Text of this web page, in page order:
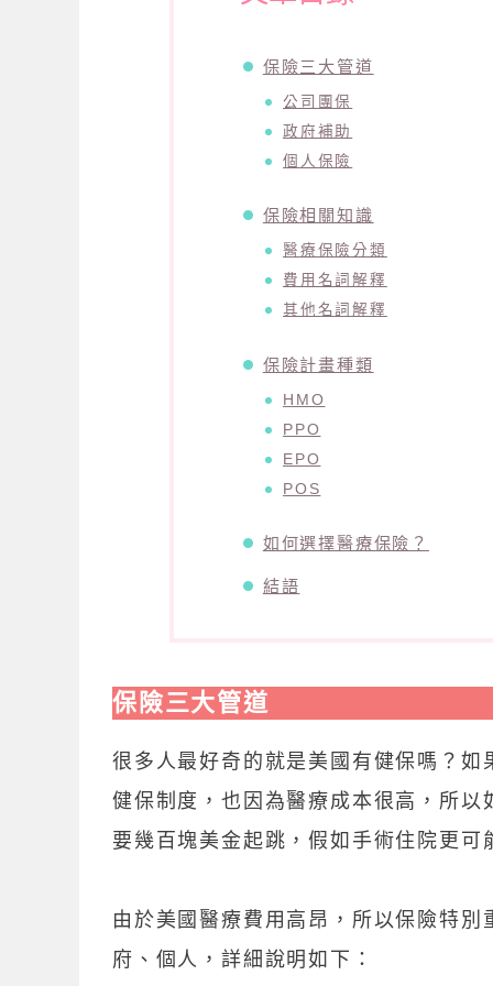
保險三大管道
公司團保
政府補助
個人保險
保險相關知識
醫療保險分類
費用名詞解釋
其他名詞解釋
保險計畫種類
HMO
PPO
EPO
POS
如何選擇醫療保險？
結語
保險三大管道
很多人最好奇的就是美國有健保嗎？
健保制度，也因為醫療成本很高，所
要幾百塊美金起跳，假如手術住院更可
由於美國醫療費用高昂，所以保險特
府、個人，詳細說明如下：